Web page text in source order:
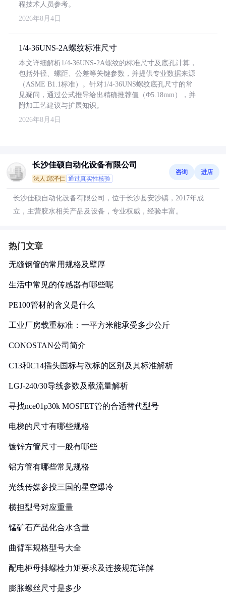
程技术人员参考。
2026年8月4日
1/4-36UNS-2A螺纹标准尺寸
本文详细解析1/4-36UNS-2A螺纹的标准尺寸及底孔计算，
包括外径、螺距、公差等关键参数，并提供专业数据来源
（ASME B1.1标准）。针对1/4-36UNS螺纹底孔尺寸的常
见疑问，通过公式推导给出精确推荐值（Φ5.18mm），并
附加工艺建议与扩展知识。
2026年8月4日
长沙佳硕自动化设备有限公司
法人:邱泽仁 通过真实性核验
咨询 进店
长沙佳硕自动化设备有限公司，位于长沙县安沙镇，2017年成
立，主营胶水相关产品及设备，专业权威，经验丰富。
热门文章
无缝钢管的常用规格及壁厚
生活中常见的传感器有哪些呢
PE100管材的含义是什么
工业厂房载重标准：一平方米能承受多少公斤
CONOSTAN公司简介
C13和C14插头国标与欧标的区别及其标准解析
LGJ-240/30导线参数及载流量解析
寻找nce01p30k MOSFET管的合适替代型号
电梯的尺寸有哪些规格
镀锌方管尺寸一般有哪些
铝方管有哪些常见规格
光线传媒参投三国的星空爆冷
横担型号对应重量
锰矿石产品化合水含量
曲臂车规格型号大全
配电柜母排螺栓力矩要求及连接规范详解
膨胀螺丝尺寸是多少